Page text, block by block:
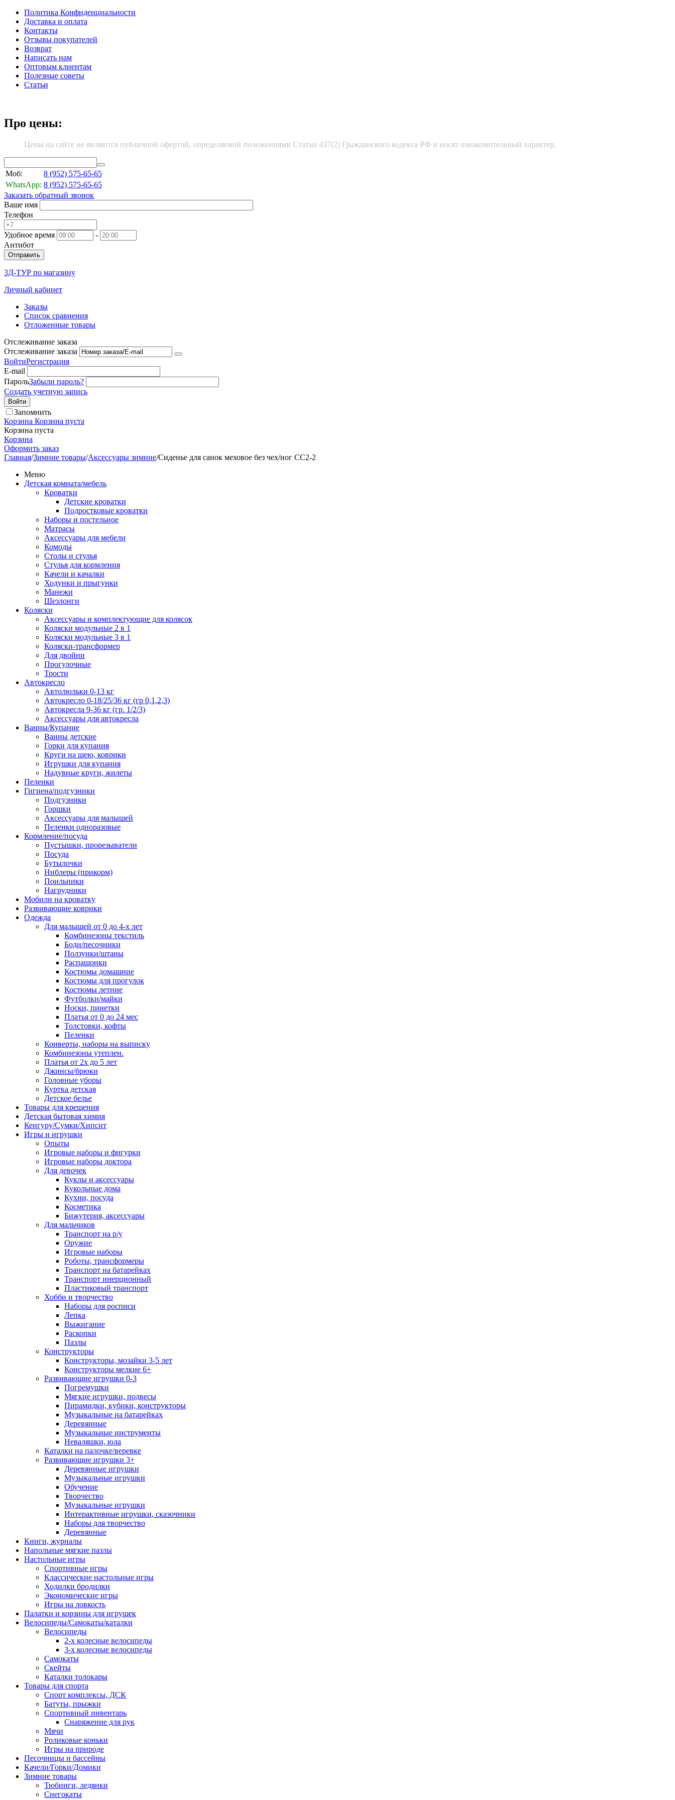
Политика Конфиденциальности
Доставка и оплата
Контакты
Отзывы покупателей
Возврат
Написать нам
Оптовым клиентам
Полезные советы
Статьи
Про цены:
Цены на сайте не являются публичной офертой, определяемой положениями Статьи 437(2) Гражданского кодекса РФ и носят ознакомительный характер.
Моб: 8 (952) 575-65-65
WhatsApp: 8 (952) 575-65-65
Заказать обратный звонок
Ваше имя
Телефон
Удобное время
-
Антибот
Отправить
3Д-ТУР по магазину
Личный кабинет
Заказы
Список сравнения
Отложенные товары
Отслеживание заказа
Отслеживание заказа
ВойтиРегистрация
E-mail
ПарольЗабыли пароль?
Создать учетную запись
Войти
Запомнить
Корзина Корзина пуста
Корзина пуста
Корзина
Оформить заказ
Главная/Зимние товары/Аксессуары зимние/Сиденье для санок меховое без чех/ног СС2-2
Меню
Детская комната/мебель
Кроватки
Детские кроватки
Подростковые кроватки
Наборы и постельное
Матрасы
Аксессуары для мебели
Комоды
Столы и стулья
Стулья для кормления
Качели и качалки
Ходунки и прыгунки
Манежи
Шезлонги
Коляски
Аксессуары и комплектующие для колясок
Коляски модульные 2 в 1
Коляски модульные 3 в 1
Коляски-трансформер
Для двойни
Прогулочные
Трости
Автокресло
Автолюльки 0-13 кг
Автокресло 0-18/25/36 кг (гр 0,1,2,3)
Автокресла 9-36 кг (гр. 1/2/3)
Аксессуары для автокресла
Ванны/Купание
Ванны детские
Горки для купания
Круги на шею, коврики
Игрушки для купания
Надувные круги, жилеты
Пеленки
Гигиена/подгузники
Подгузники
Горшки
Аксессуары для малышей
Пеленки одноразовые
Кормление/посуда
Пустышки, прорезыватели
Посуда
Бутылочки
Ниблеры (прикорм)
Поильники
Нагрудники
Мобили на кроватку
Развивающие коврики
Одежда
Для малышей от 0 до 4-х лет
Комбинезоны текстиль
Боди/песочники
Ползунки/штаны
Распашонки
Костюмы домашние
Костюмы для прогулок
Костюмы летние
Футболки/майки
Носки, пинетки
Платья от 0 до 24 мес
Толстовки, кофты
Пеленки
Конверты, наборы на выписку
Комбинезоны утеплен.
Платья от 2х до 5 лет
Джинсы/брюки
Головные уборы
Куртка детская
Детское белье
Товары для крещения
Детская бытовая химия
Кенгуру/Сумки/Хипсит
Игры и игрушки
Опыты
Игровые наборы и фигурки
Игровые наборы доктора
Для девочек
Куклы и аксессуары
Кукольные дома
Кухни, посуда
Косметика
Бижутерия, аксессуары
Для мальчиков
Транспорт на р/у
Оружие
Игровые наборы
Роботы, трансформеры
Транспорт на батарейках
Транспорт инерционный
Пластиковый транспорт
Хобби и творчество
Наборы для росписи
Лепка
Выжигание
Раскопки
Пазлы
Конструкторы
Конструкторы, мозайки 3-5 лет
Конструкторы мелкие 6+
Развивающие игрушки 0-3
Погремушки
Мягкие игрушки, подвесы
Пирамидки, кубики, конструкторы
Музыкальные на батарейках
Деревянные
Музыкальные инструменты
Неваляшки, юла
Каталки на палочке/веревке
Развивающие игрушки 3+
Деревянные игрушки
Музыкальные игрушки
Обучение
Творчество
Музыкальные игрушки
Интерактивные игрушки, сказочники
Наборы для творчество
Деревянные
Книги, журналы
Напольные мягкие пазлы
Настольные игры
Спортивные игры
Классические настольные игры
Ходилки бродилки
Экономические игры
Игры на ловкость
Палатки и корзины для игрушек
Велосипеды/Самокаты/каталки
Велосипеды
2-х колесные велосипеды
3-х колесные велосипеды
Самокаты
Скейты
Каталки толокары
Товары для спорта
Спорт комплексы, ДСК
Батуты, прыжки
Спортивный инвентарь
Снаряжение для рук
Мячи
Роликовые коньки
Игры на природе
Песочницы и бассейны
Качели/Горки/Домики
Зимние товары
Тюбинги, ледянки
Снегокаты